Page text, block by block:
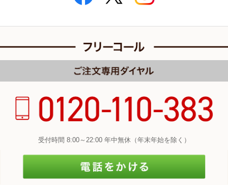
受付時間 8:00～22:00 年中無休（年末年始を除く）